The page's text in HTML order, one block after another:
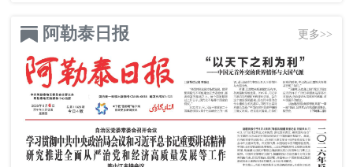
阿勒泰日报 更多>>